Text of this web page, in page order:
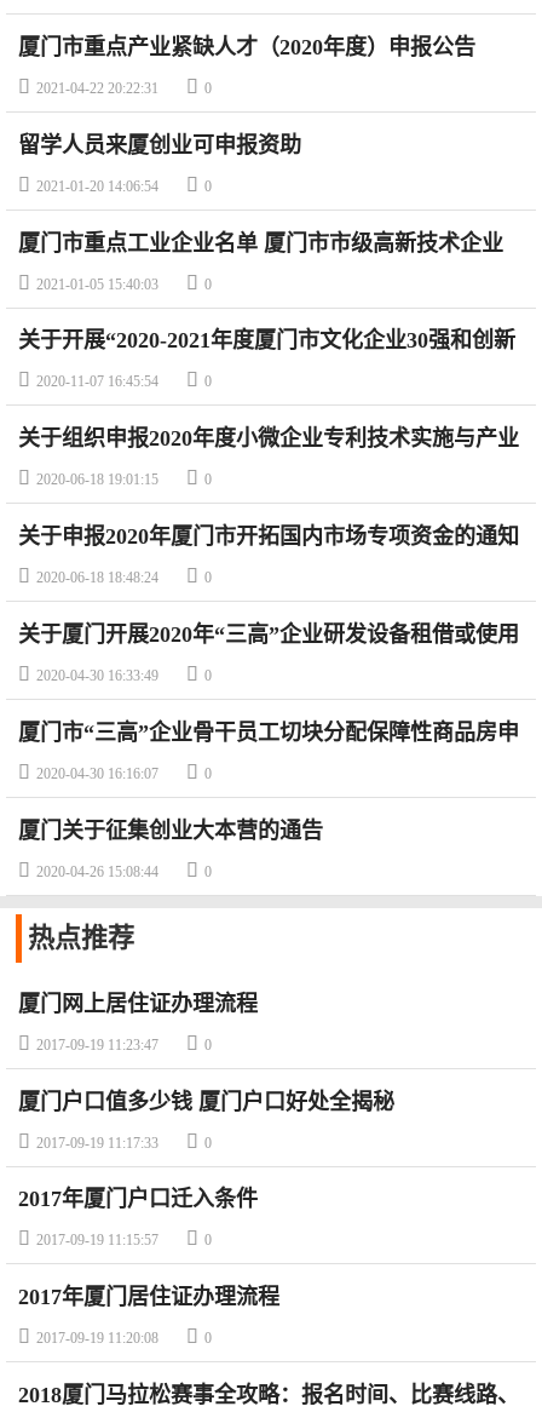
厦门市重点产业紧缺人才（2020年度）申报公告
 2021-04-22 20:22:31  0
留学人员来厦创业可申报资助
 2021-01-20 14:06:54  0
厦门市重点工业企业名单 厦门市市级高新技术企业
备案名单（最新名单）
 2021-01-05 15:40:03  0
关于开展“2020-2021年度厦门市文化企业30强和创新
成长型文化企业”评选活动的通知
 2020-11-07 16:45:54  0
关于组织申报2020年度小微企业专利技术实施与产业
化项目补助的通知
 2020-06-18 19:01:15  0
关于申报2020年厦门市开拓国内市场专项资金的通知
 2020-06-18 18:48:24  0
关于厦门开展2020年“三高”企业研发设备租借或使用
补贴申报工作的通知
 2020-04-30 16:33:49  0
厦门市“三高”企业骨干员工切块分配保障性商品房申
报指南
 2020-04-30 16:16:07  0
厦门关于征集创业大本营的通告
 2020-04-26 15:08:44  0
热点推荐
厦门网上居住证办理流程
 2017-09-19 11:23:47  0
厦门户口值多少钱 厦门户口好处全揭秘
 2017-09-19 11:17:33  0
2017年厦门户口迁入条件
 2017-09-19 11:15:57  0
2017年厦门居住证办理流程
 2017-09-19 11:20:08  0
2018厦门马拉松赛事全攻略：报名时间、比赛线路、